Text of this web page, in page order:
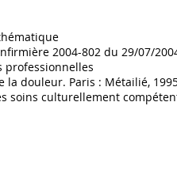
2004-802 du 29/07/
professionnelles
la douleur. Paris : Métailié,
soins culturellement